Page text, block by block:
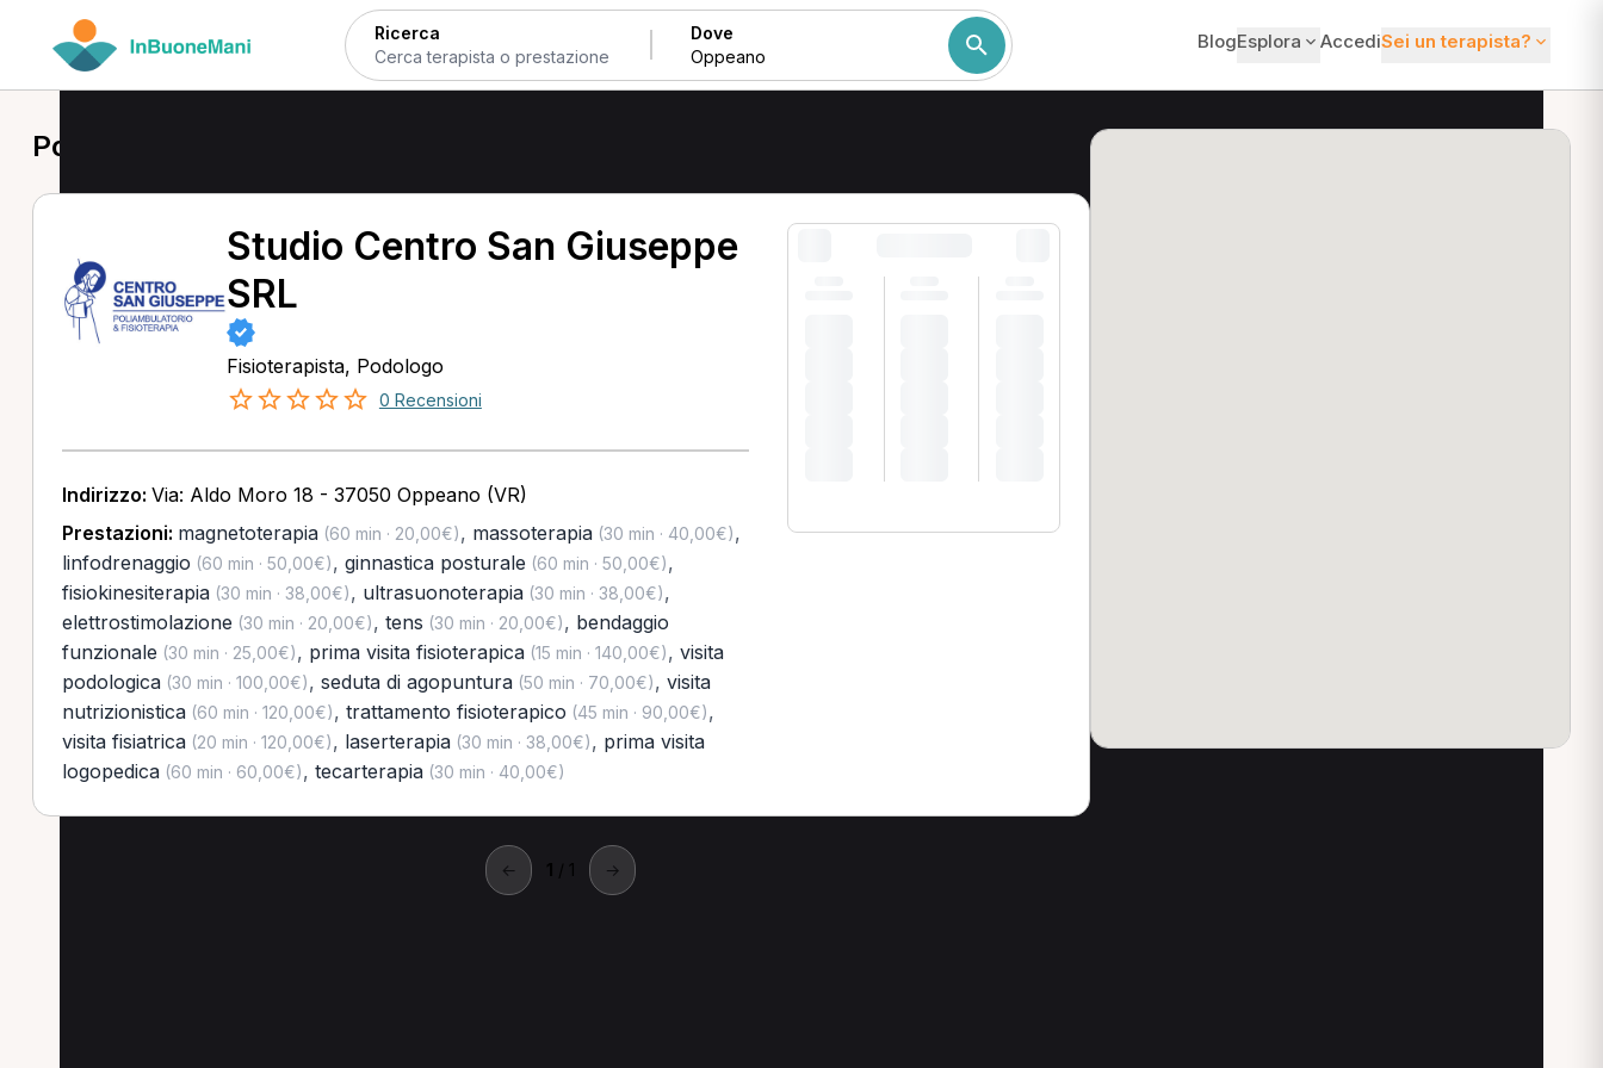
Ricerca Dove BlogEsplora AccediSei un terapista?
Podologo a Oppeano
Studio Centro San Giuseppe
SRL
Fisioterapista, Podologo
0 Recensioni
Indirizzo: Via: Aldo Moro 18 - 37050 Oppeano (VR)
Prestazioni: magnetoterapia(60 min · 20,00€), massoterapia(30 min · 40,00€),
linfodrenaggio (60 min · 50,00€), ginnastica posturale (60 min · 50,00€),
fisiokinesiterapia(30 min · 38,00€), ultrasuonoterapia(30 min · 38,00€),
elettrostimolazione (30 min · 20,00€), tens (30 min · 20,00€), bendaggio
funzionale (30 min · 25,00€), prima visita fisioterapica(15 min · 140,00€), visita
podologica(30 min · 100,00€), seduta di agopuntura(50 min · 70,00€), visita
nutrizionistica(60 min · 120,00€), trattamento fisioterapico (45 min · 90,00€),
visita fisiatrica(20 min · 120,00€), laserterapia(30 min · 38,00€), prima visita
logopedica(60 min · 60,00€), tecarterapia(30 min · 40,00€)
← 1 / 1 →